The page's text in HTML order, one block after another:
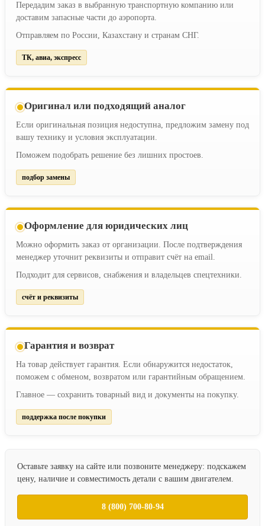
Передадим заказ в выбранную транспортную компанию или
доставим запасные части до аэропорта.
Отправляем по России, Казахстану и странам СНГ.
ТК, авиа, экспресс
Оригинал или подходящий аналог
Если оригинальная позиция недоступна, предложим замену под
вашу технику и условия эксплуатации.
Поможем подобрать решение без лишних простоев.
подбор замены
Оформление для юридических лиц
Можно оформить заказ от организации. После подтверждения
менеджер уточнит реквизиты и отправит счёт на email.
Подходит для сервисов, снабжения и владельцев спецтехники.
счёт и реквизиты
Гарантия и возврат
На товар действует гарантия. Если обнаружится недостаток,
поможем с обменом, возвратом или гарантийным обращением.
Главное — сохранить товарный вид и документы на покупку.
поддержка после покупки
Оставьте заявку на сайте или позвоните менеджеру: подскажем
цену, наличие и совместимость детали с вашим двигателем.
8 (800) 700-80-94